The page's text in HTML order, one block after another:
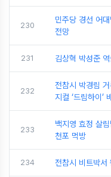
230
민주당 경선 어
전망
231 김상혁 박성준
232
전참시 박경림
지컬 ‘드림하이’
233
백지영 효정 살
천포 먹방
234 전참시 비트박서